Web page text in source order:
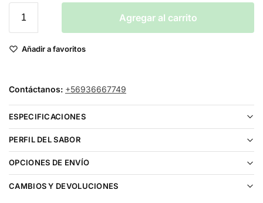
Agregar al carrito
Añadir a favoritos
Contáctanos: +56936667749
ESPECIFICACIONES
PERFIL DEL SABOR
OPCIONES DE ENVÍO
CAMBIOS Y DEVOLUCIONES